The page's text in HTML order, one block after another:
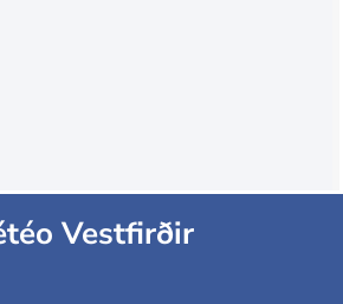
Vestfirðir